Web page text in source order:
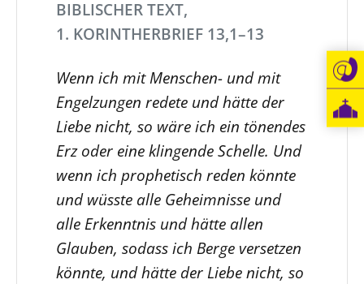
BIBLISCHER TEXT,
1. KORINTHERBRIEF 13,1–13
Wenn ich mit Menschen- und mit
Engelzungen redete und hätte der
Liebe nicht, so wäre ich ein tönendes
Erz oder eine klingende Schelle. Und
wenn ich prophetisch reden könnte
und wüsste alle Geheimnisse und
alle Erkenntnis und hätte allen
Glauben, sodass ich Berge versetzen
könnte, und hätte der Liebe nicht, so